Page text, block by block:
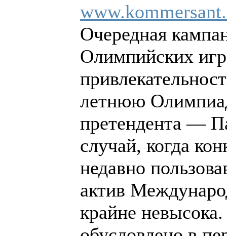
Очередная
Олимпийских
летнюю
претендента —
случай, когда
недавно
актив
крайне